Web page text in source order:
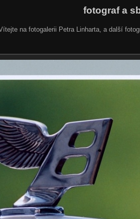
fotograf a
na fotogalerii Petra Linharta, a další